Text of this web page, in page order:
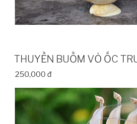
THUYỀN BUỒM VỎ ỐC
250,000 đ